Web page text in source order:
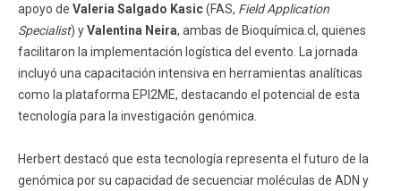
apoyo de Valeria Salgado Kasic(FAS, Field Application
Specialist) yValentina Neira, ambas de Bioquímica.cl, quienes
facilitaron la implementación logística del evento. La jornada
incluyó una capacitación intensiva en herramientas analíticas
como la plataforma EPI2ME, destacando el potencial de esta
tecnología para la investigación genómica.
Herbert destacó que esta tecnología representa el futuro de la
genómica por su capacidad de secuenciar moléculas de ADN y